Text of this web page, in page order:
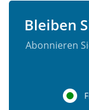
Bleiben
Abonnieren